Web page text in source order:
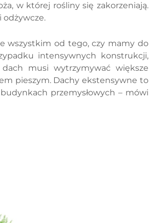
w której rośliny się zakorzeniają.
odżywcze.
wszystkim od tego, czy mamy do
intensywnych konstrukcji,
musi wytrzymywać większe
pieszym. Dachy ekstensywne to
przemysłowych – mówi